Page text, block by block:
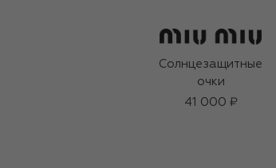
Солнцезащитные
очки
41 000 ₽